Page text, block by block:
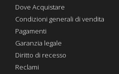
Dove Acquistare
Condizioni generali di vendita
Pagamenti
Garanzia legale
Diritto di recesso
Reclami